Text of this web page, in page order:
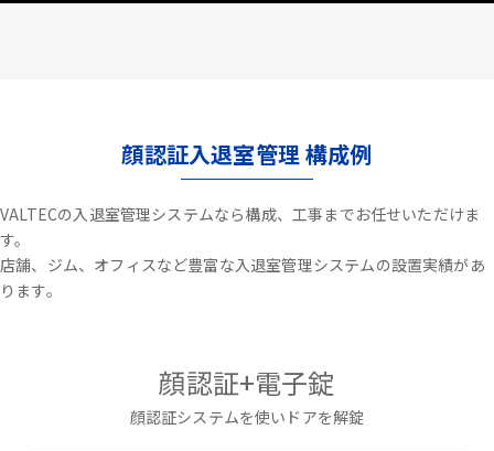
顔認証入退室管理 構成例
VALTECの入退室管理システムなら構成、工事までお任せいただけま
す。
店舗、ジム、オフィスなど豊富な入退室管理システムの設置実績があ
ります。
顔認証+電子錠
顔認証システムを使いドアを解錠